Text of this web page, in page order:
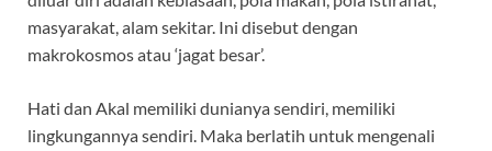
masyarakat, alam sekitar. Ini disebut dengan
makrokosmos atau ‘jagat besar’.
Hati dan Akal memiliki dunianya sendiri, memiliki
lingkungannya sendiri. Maka berlatih untuk mengenali